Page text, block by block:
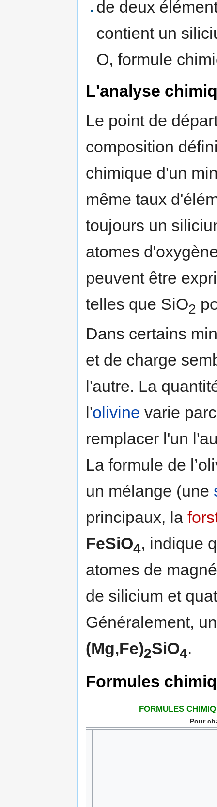
de deux
contient un
O, formule
L'analyse
Le point de
composition
chimique d'un
même taux
toujours un
atomes
peuvent être
telles que SiO2
Dans certains
et de charge
l'autre. La
l'olivine varie
remplacer l'un
La formule de
un mélange (une
principaux, la
FeSiO4, indique
atomes de
de silicium et
Généralement,
(Mg,Fe)2SiO4.
Formules
FORMULES
Pour